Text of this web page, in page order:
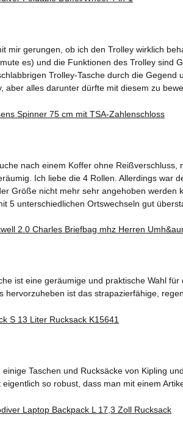
mir gerungen, ob ich den Trolley wirklich
es) und die Funktionen des Trolley sind
Trolley-Tasche durch die
aber alles darunter dürfte mit diesem zu
nach einem Koffer ohne
Ich liebe die 4 Rollen. Allerdings war
Größe nicht mehr sehr angehoben werden
5 unterschiedlichen Ortswechseln gut
ist eine geräumige und praktische Wahl
hervorzuheben ist das strapazierfähige,
einige Taschen und Rucksäcke von Kipling
eigentlich so robust, dass man mit einem